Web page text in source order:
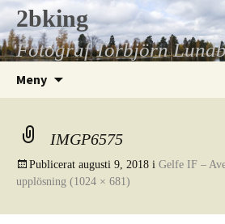
Hoppa
till
innehåll
2bking
Fotograf Torbjörn
Meny
IMGP6575
Publicerat augusti 9, 2018 i Gelfe IF –
upplösning (1024 × 681)